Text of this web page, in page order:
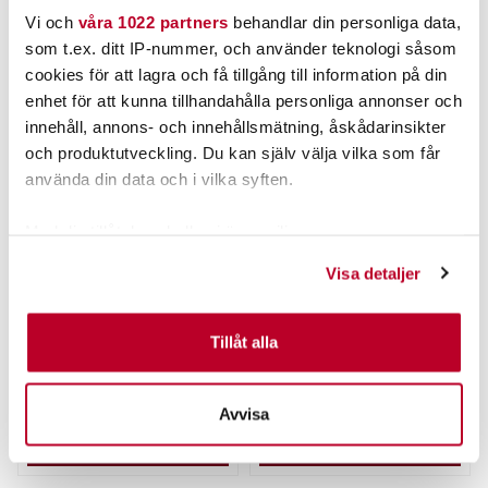
Vi och våra 1022 partners behandlar din personliga data,
som t.ex. ditt IP-nummer, och använder teknologi såsom
cookies för att lagra och få tillgång till information på din
enhet för att kunna tillhandahålla personliga annonser och
innehåll, annons- och innehållsmätning, åskådarinsikter
och produktutveckling. Du kan själv välja vilka som får
använda din data och i vilka syften.
Identifiera din enhet genom att aktivt skanna den för
specifika kännetecken (fingeravtryck)
Ta reda på mer om hur dina personliga uppgifter
Du kan ändra eller dra tillbaka ditt samtycke när som
helst från cookie-förklaringen.
Visa detaljer
Tillåt alla
Avvisa
ANDRA TITTADE OCKSÅ PÅ
195,00 kr
195,00 kr
LÄGG I VARUKORGEN
35,00 kr
35,00 kr
LÄS MER